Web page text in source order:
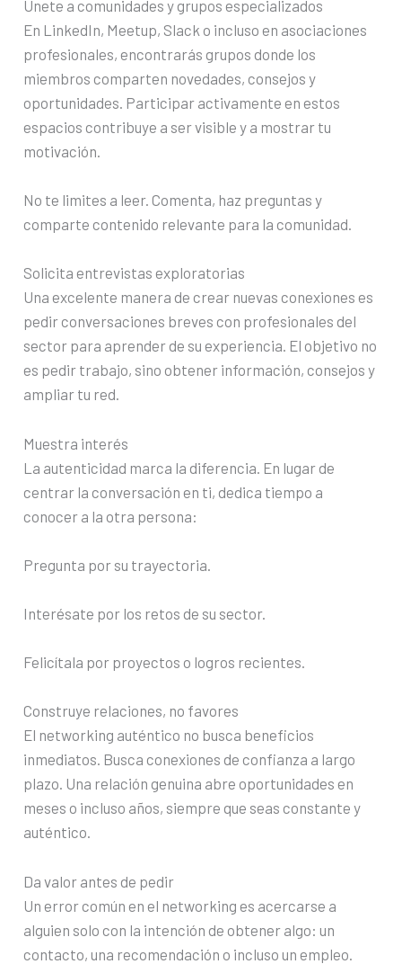
Únete a comunidades y grupos especializados
En LinkedIn, Meetup, Slack o incluso en asociaciones
profesionales, encontrarás grupos donde los
miembros comparten novedades, consejos y
oportunidades. Participar activamente en estos
espacios contribuye a ser visible y a mostrar tu
motivación.
No te limites a leer. Comenta, haz preguntas y
comparte contenido relevante para la comunidad.
Solicita entrevistas exploratorias
Una excelente manera de crear nuevas conexiones es
pedir conversaciones breves con profesionales del
sector para aprender de su experiencia. El objetivo no
es pedir trabajo, sino obtener información, consejos y
ampliar tu red.
Muestra interés
La autenticidad marca la diferencia. En lugar de
centrar la conversación en ti, dedica tiempo a
conocer a la otra persona:
Pregunta por su trayectoria.
Interésate por los retos de su sector.
Felicítala por proyectos o logros recientes.
Construye relaciones, no favores
El networking auténtico no busca beneficios
inmediatos. Busca conexiones de confianza a largo
plazo. Una relación genuina abre oportunidades en
meses o incluso años, siempre que seas constante y
auténtico.
Da valor antes de pedir
Un error común en el networking es acercarse a
alguien solo con la intención de obtener algo: un
contacto, una recomendación o incluso un empleo.